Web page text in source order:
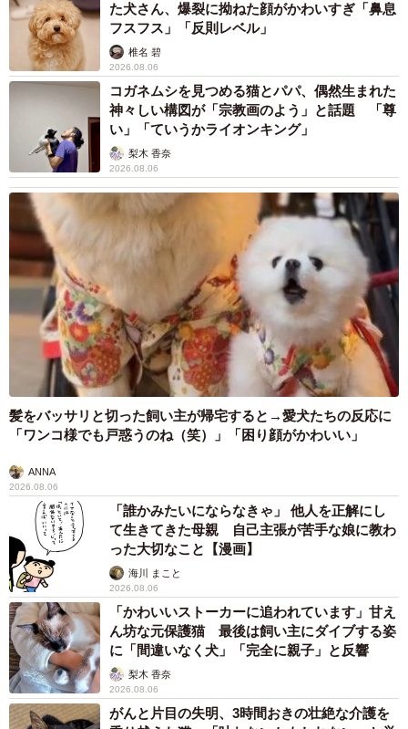
た犬さん、爆裂に拗ねた顔がかわいすぎ「鼻息
フスフス」「反則レベル」
椎名 碧
2026.08.06
コガネムシを見つめる猫とパパ、偶然生まれた
神々しい構図が「宗教画のよう」と話題 「尊
い」「ていうかライオンキング」
梨木 香奈
2026.08.06
髪をバッサリと切った飼い主が帰宅すると→愛犬たちの反応に
「ワンコ様でも戸惑うのね（笑）」「困り顔がかわいい」
ANNA
2026.08.06
「誰かみたいにならなきゃ」 他人を正解にし
て生きてきた母親 自己主張が苦手な娘に教わ
った大切なこと【漫画】
海川 まこと
2026.08.06
「かわいいストーカーに追われています」甘え
ん坊な元保護猫 最後は飼い主にダイブする姿
に「間違いなく犬」「完全に親子」と反響
梨木 香奈
2026.08.06
がんと片目の失明、3時間おきの壮絶な介護を